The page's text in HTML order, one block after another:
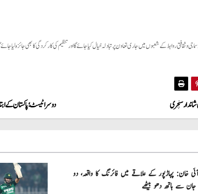
و ثقافتی روابط کے شعبوں میں جاری تعاون پر تبادلہ خیال کیا جائے گا اور تنظیم کی کارکردگی کا بھی جائزہ
دوسرا ٹیسٹ؛ پاکستان کے ابتدائی 3 کھلاڑی
خان: پہاڑپور کے علاقے میں فائرنگ کا واقعہ، دو
جان سے ہاتھ دھو بیٹھے